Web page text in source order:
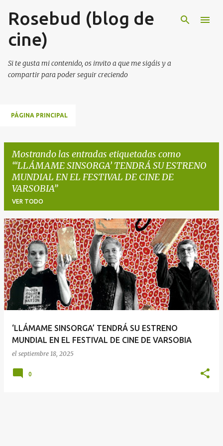
Ir al contenido principal
Rosebud (blog de
cine)
Si te gusta mi contenido, os invito a que me sigáis y a
compartir para poder seguir creciendo
PÁGINA PRINCIPAL
Mostrando las entradas etiquetadas como
‘LLÁMAME SINSORGA’ TENDRÁ SU ESTRENO
MUNDIAL EN EL FESTIVAL DE CINE DE
VARSOBIA
VER TODO
E
n
t
r
a
d
‘LLÁMAME SINSORGA’ TENDRÁ SU ESTRENO
MUNDIAL EN EL FESTIVAL DE CINE DE VARSOBIA
el septiembre 18, 2025
0